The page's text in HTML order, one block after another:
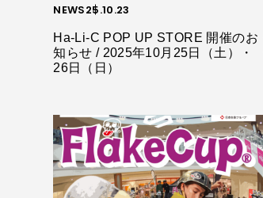
NEWS25.10.23
Ha-Li-C POP UP STORE 開催のお
知らせ / 2025年10月25日（土）・
26日（日）